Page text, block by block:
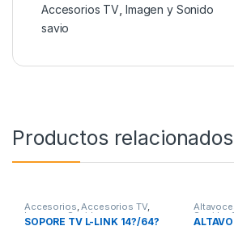
Accesorios TV Imagen y Sonido
savio
Productos relacionados
Accesorios,Accesorios TV,
Imagen y Sonido
SOPORE TV L-LINK 14?/64? Sonido,